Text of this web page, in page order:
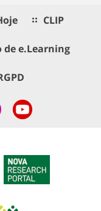
CLIP
e.Learning